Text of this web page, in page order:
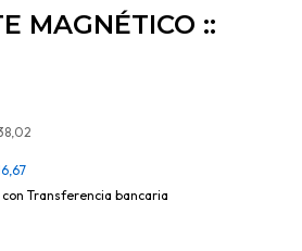
MAGNÉTICO ::
Transferencia bancaria